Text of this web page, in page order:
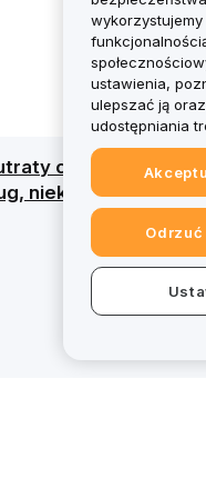
całego kapitału.
niektóre oferty
ustawienia,
ulepszać ją
udostępniania